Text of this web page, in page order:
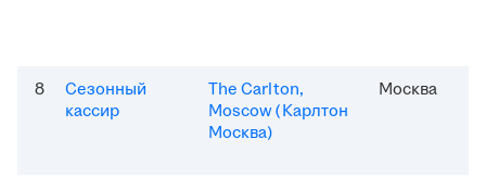
8
Сезонный
кассир
The Carlton,
Moscow (Карлтон
Москва)
Москва